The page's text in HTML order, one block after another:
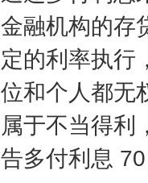
金融机构的存
定的利率执行
位和个人都无
属于不当得利
告多付利息